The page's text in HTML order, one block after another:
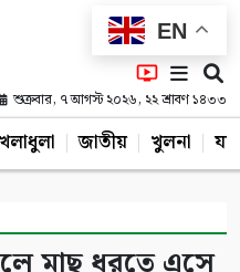
EN
শুক্রবার, ৭ আগস্ট ২০২৬, ২২ শ্রাবণ ১৪৩৩
জাতীয় খুলনা